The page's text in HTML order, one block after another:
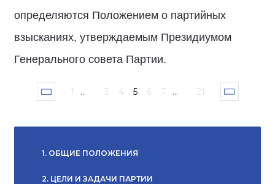
определяются Положением о партийных
взысканиях, утверждаемым Президиумом
Генерального совета Партии.
1 ... 3 4 5 6 7 ... 21
1. ОБЩИЕ ПОЛОЖЕНИЯ
2. ЦЕЛИ И ЗАДАЧИ ПАРТИИ